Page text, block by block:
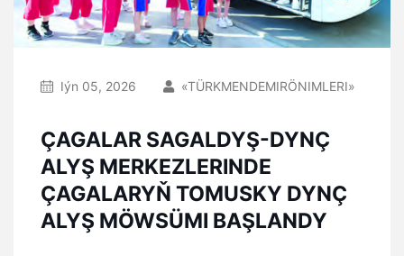
Iýn 05, 2026 «TÜRKMENDEMIRÖNIMLERI»
ÇAGALAR SAGALDYŞ-DYNÇ
ALYŞ MERKEZLERINDE
ÇAGALARYŇ TOMUSKY DYNÇ
ALYŞ MÖWSÜMI BAŞLANDY